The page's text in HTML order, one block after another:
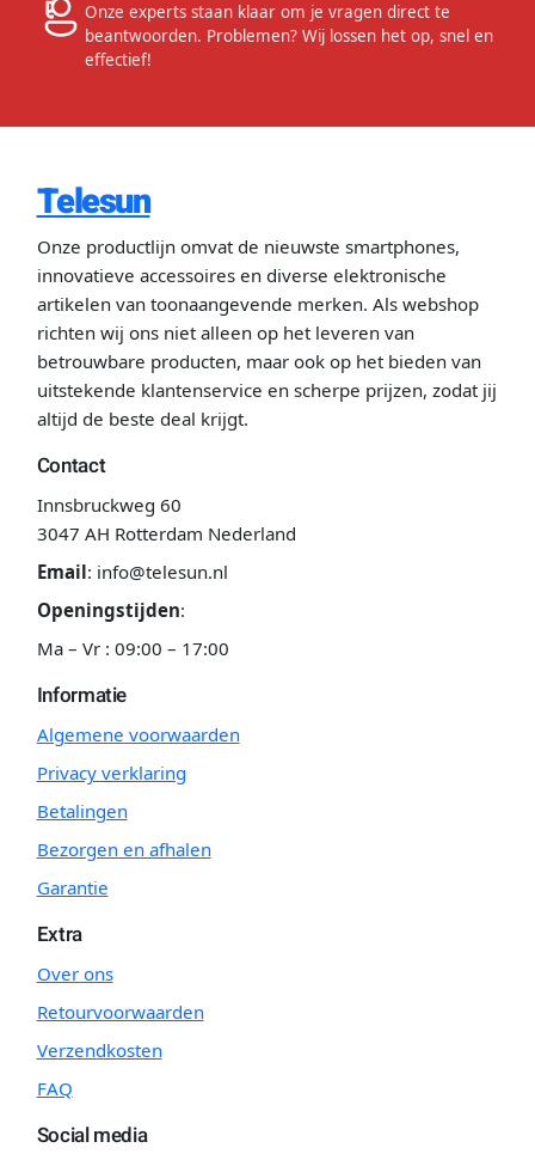
Onze experts staan klaar om je vragen direct te
beantwoorden. Problemen? Wij lossen het op, snel en
effectief!
Telesun
Onze productlijn omvat de nieuwste smartphones,
innovatieve accessoires en diverse elektronische
artikelen van toonaangevende merken. Als webshop
richten wij ons niet alleen op het leveren van
betrouwbare producten, maar ook op het bieden van
uitstekende klantenservice en scherpe prijzen, zodat jij
altijd de beste deal krijgt.
Contact
Innsbruckweg 60
3047 AH Rotterdam Nederland
Email: info@telesun.nl
Openingstijden:
Ma – Vr : 09:00 – 17:00
Informatie
Algemene voorwaarden
Privacy verklaring
Betalingen
Bezorgen en afhalen
Garantie
Extra
Over ons
Retourvoorwaarden
Verzendkosten
FAQ
Social media